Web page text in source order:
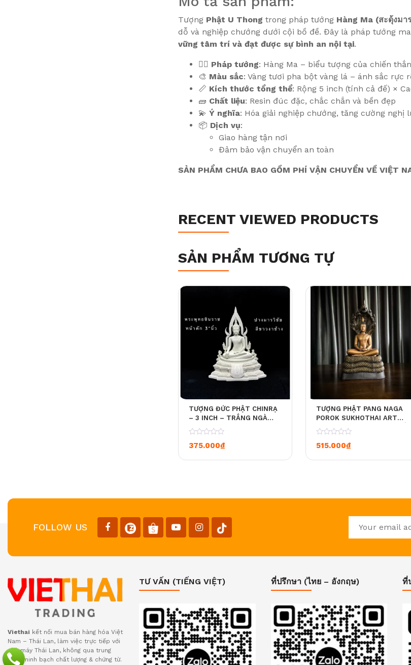
Tượng Phật U Thong trong pháp tướng Hàng Ma (สะดุ้งมา
dỗ và nghiệp chướng dưới cội bồ đề. Đây là pháp tướng
vững tâm trí và đạt được sự bình an nội tại.
🧘‍♂️ Pháp tướng: Hàng Ma – biểu tượng của chiến
🎨 Màu sắc: Vàng tươi pha bột vàng lá – ánh sắc rực
📏 Kích thước tổng thể: Rộng 5 inch (tính cả đế) ×
🧱 Chất liệu: Resin đúc đặc, chắc chắn và bền đẹp
💫 Ý nghĩa: Hóa giải nghiệp chướng, tăng cường nghị
📦 Dịch vụ:
Giao hàng tận nơi
Đảm bảo vận chuyển an toàn
SẢN PHẨM CHƯA BAO GỒM PHÍ VẬN CHUYỂN VỀ VIỆT
RECENT VIEWED PRODUCTS
SẢN PHẨM TƯƠNG TỰ
TƯỢNG ĐỨC PHẬT CHINRẠ
– 3 INCH – TRẮNG NGÀ
THEO PHONG CÁCH TỐI
GIẢN, CAO CẤP
375.000₫
TƯỢNG PHẬT PANG NAGA
POROK SUKHOTHAI ART
PIM – MÀU ĐỒNG THAU CỔ
– 5 INCH
515.000₫
FOLLOW US
Viethai kết nối mua bán hàng hóa Việt
Nam – Thái Lan, làm việc trực tiếp với
nhà máy Thái Lan, không qua trung
gian, minh bạch chất lượng & chứng từ.
TƯ VẤN (TIẾNG VIỆT) ที่ปรึกษา (ไทย – อังกฤษ) ที่